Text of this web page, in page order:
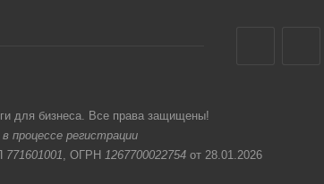
для бизнеса. Все права защищены!
в процессе регистрации
771601001, ОГРН 1267700022754 от 28.01.2026